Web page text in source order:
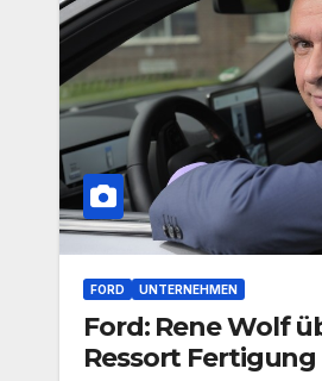
FORD UNTERNEHMEN
Ford: Rene Wolf
Ressort Fertigung